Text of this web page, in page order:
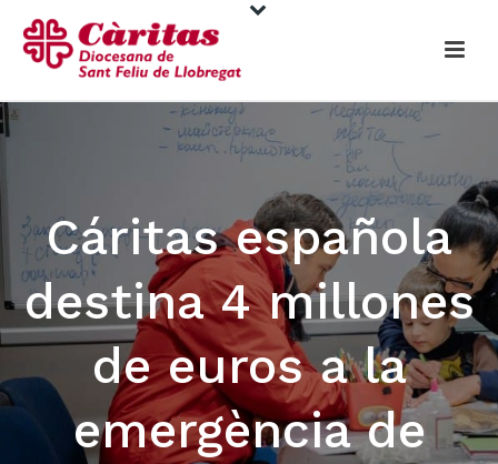
Cáritas española
destina 4 millones
de euros a la
emergència de